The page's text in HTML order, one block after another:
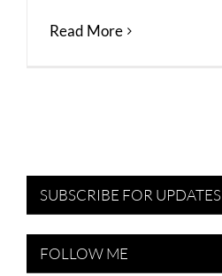
Read More
SUBSCRIBE FOR UPDATES
FOLLOW ME